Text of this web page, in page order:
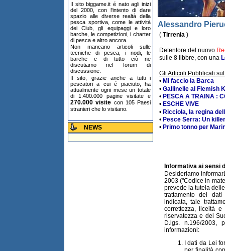
Il sito biggame.it é nato agli inizi
del 2000, con l'intento di dare
spazio alle diverse realtà della
pesca sportiva, come le attività
dei Club, gli equipaggi e loro
barche, le competizioni, i charter
di pesca e altro ancora.
Non mancano articoli sulle
tecniche di pesca, i nodi, le
barche e di tutto ciò ne
discutiamo nel forum di
discussione.
Il sito, grazie anche a tutti i
pescatori a cui é piaciuto, ha
attualmente ogni mese un totale
di 1.400.000 pagine visitate e
270.000 visite con 105 Paesi
stranieri che lo visitano.
NEWS
Alessandro
( Tirrenia )
Detentore del nuovo
sulle 8 libbre, con una
Gli Articoli Pubblicati
• Mi faccio la Barca
• Gallinelle al Flemish
• PESCA A TRAINA :
• ESCHE VIVE
• Ricciola, la regina
• Pesce Serra: Un
• Primo tonno per
Informativa ai sensi
Desideriamo
2003 ("Codice in
prevede la tutela
trattamento dei
indicata, tale
correttezza, liceità
riservatezza e dei
D.lgs. n.196/2003,
informazioni:
I dati da Lei